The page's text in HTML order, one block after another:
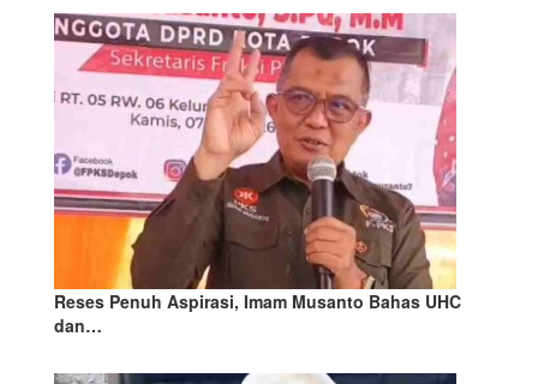
Reses Penuh Aspirasi, Imam Musanto Bahas UHC
dan…